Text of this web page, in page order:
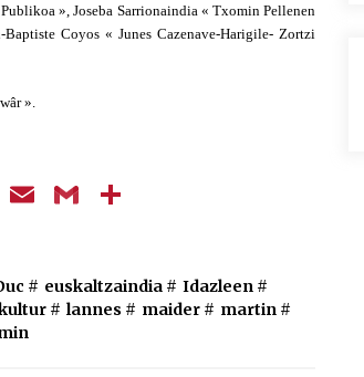
Publikoa »,Joseba Sarrionaindia « Txomin Pellenen
BaptisteCoyos « JunesCazenave-Harigile- Zortzi
».
Messenger
EmailGmail
# euskaltzaindia # Idazleen #
# lannes # maider # martin #